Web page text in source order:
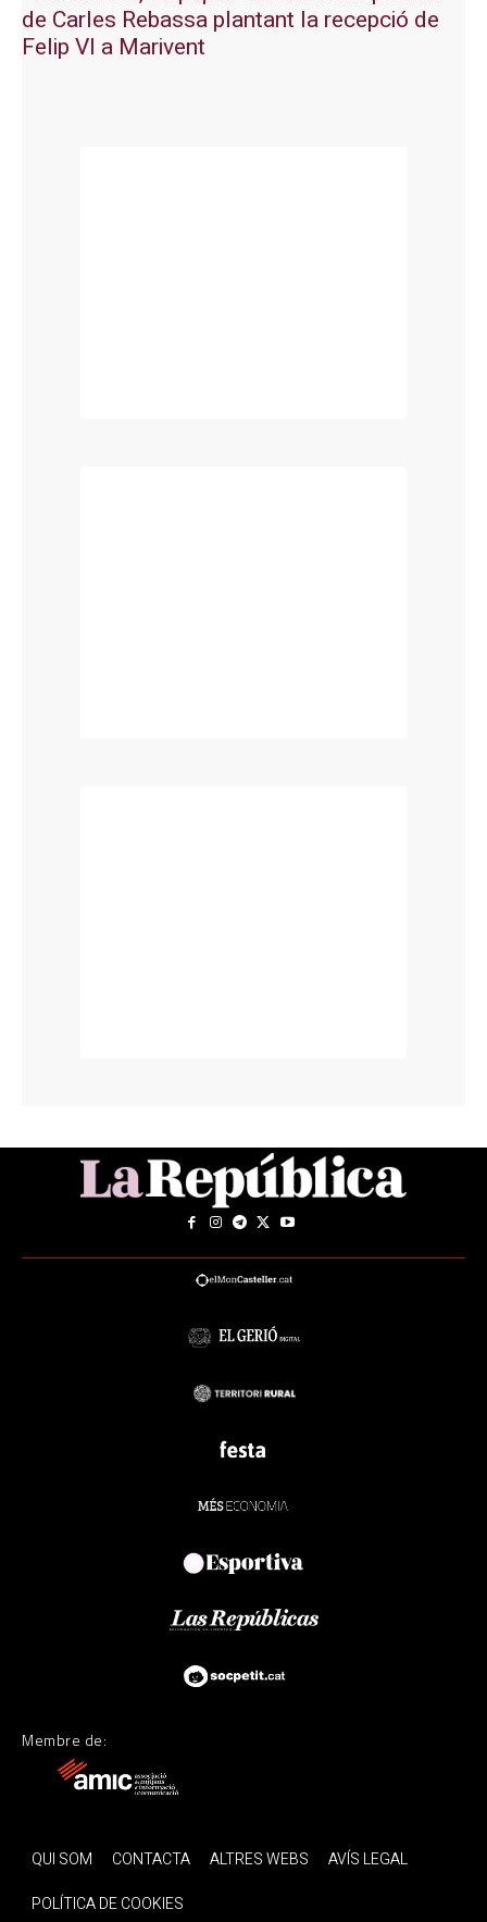
de Carles Rebassa plantant la recepció de
Felip VI a Marivent
Membre de:
QUI SOM CONTACTA ALTRES WEBS
AVÍS LEGAL
POLÍTICA DE COOKIES